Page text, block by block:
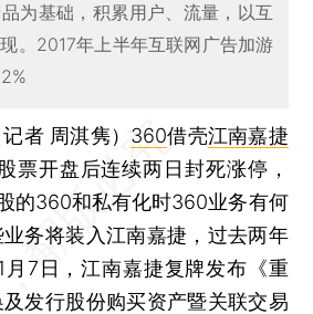
为基础，积累用户、流量，以互
。2017年上半年互联网广告加游
者 周淇隽） 360借壳江南嘉捷
票开盘后连续两日封死涨停，
的360和私有化时360业务有何
务将装入江南嘉捷，过去两年
月7日，江南嘉捷复牌发布《重
发行股份购买资产暨关联交易